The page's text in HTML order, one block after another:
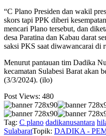
“C Plano Presiden dan wakil
skors tapi PPK diberi
mencari Plano tersebut, dan
desa Paratina dan Kabau darat
saksi PKS saat diwawancarai di
Menurut pantauan tim Dadika
kecamatan Sulabesi Barat akan
(3/3/2024). (ilo)
Post Views: 480
Tag: C plano dadikanusantara
SulabaratTopik: DADIKA -